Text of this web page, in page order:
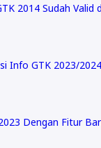
2014 Sudah Valid
Info GTK 2023/2024
Dengan Fitur